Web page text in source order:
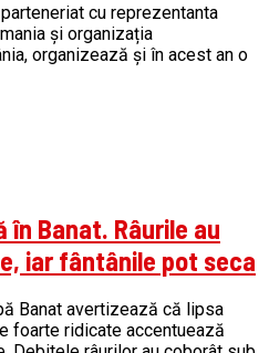
cu reprezentanta
și organizația
organizează și în acest an o
în Banat. Râurile au
iar fântânile pot seca
Banat avertizează că lipsa
foarte ridicate accentuează